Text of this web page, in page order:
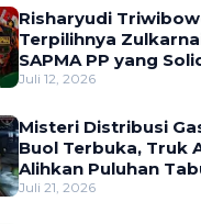
Risharyudi
Terpilihnya
SAPMA PP yang
Bermanfaat bagi
Juli 12, 2026
Misteri Distribusi
Buol Terbuka, Truk
Alihkan Puluhan
Lokasi Tak Resmi
Juli 21, 2026